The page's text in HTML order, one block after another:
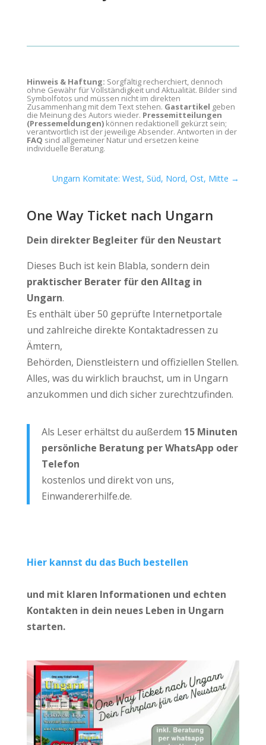
Hinweis & Haftung: Sorgfältig recherchiert, dennoch
ohne Gewähr für Vollständigkeit und Aktualität. Bilder sind
Symbolfotos und müssen nicht im direkten
Zusammenhang mit dem Text stehen. Gastartikel geben
die Meinung des Autors wieder. Pressemitteilungen
(Pressemeldungen)können redaktionell gekürzt sein;
verantwortlich ist der jeweilige Absender. Antworten in der
FAQ sind allgemeiner Natur und ersetzen keine
individuelle Beratung.
Ungarn Komitate: West, Süd, Nord, Ost, Mitte →
One Way Ticket nach Ungarn
Dein direkter Begleiter für den Neustart
Dieses Buch ist kein Blabla, sondern dein
praktischer Berater für den Alltag in
Ungarn.
Es enthält über 50 geprüfte Internetportale
und zahlreiche direkte Kontaktadressen zu
Ämtern,
Behörden, Dienstleistern und offiziellen Stellen.
Alles, was du wirklich brauchst, um in Ungarn
anzukommen und dich sicher zurechtzufinden.
Als Leser erhältst du außerdem 15 Minuten
persönliche Beratung per WhatsApp oder
Telefon
kostenlos und direkt von uns,
Einwandererhilfe.de.
Hier kannst du das Buch bestellen
und mit klaren Informationen und echten
Kontakten in dein neues Leben in Ungarn
starten.